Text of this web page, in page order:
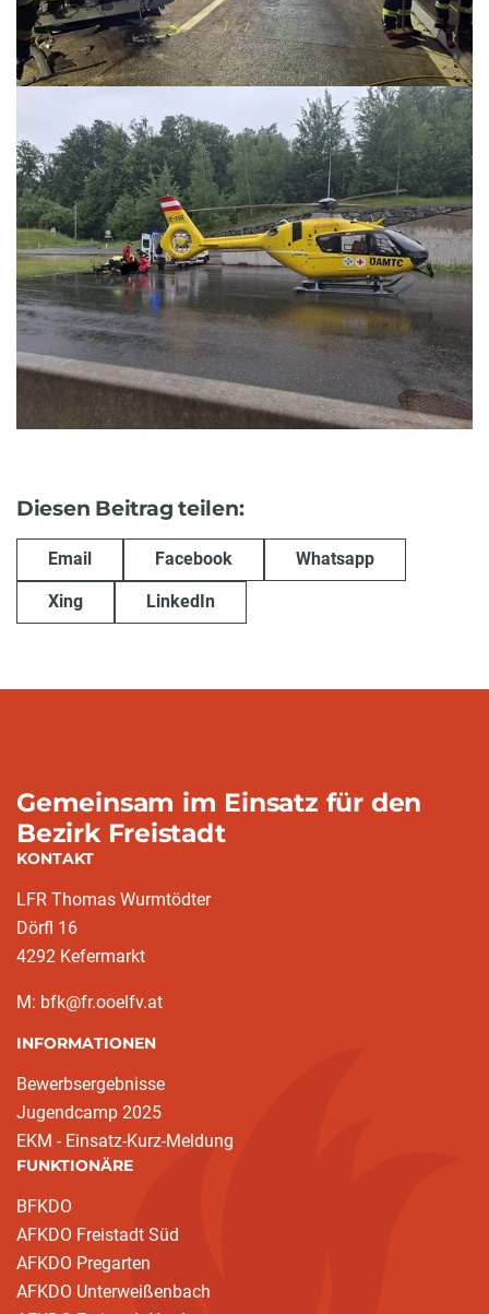
Diesen Beitrag teilen:
Email Facebook Whatsapp
Xing LinkedIn
Gemeinsam im Einsatz für den
Bezirk Freistadt
KONTAKT
LFR Thomas Wurmtödter
Dörfl 16
4292 Kefermarkt
M: bfk@fr.ooelfv.at
INFORMATIONEN
Bewerbsergebnisse
Jugendcamp 2025
EKM - Einsatz-Kurz-Meldung
FUNKTIONÄRE
BFKDO
AFKDO Freistadt Süd
AFKDO Pregarten
AFKDO Unterweißenbach